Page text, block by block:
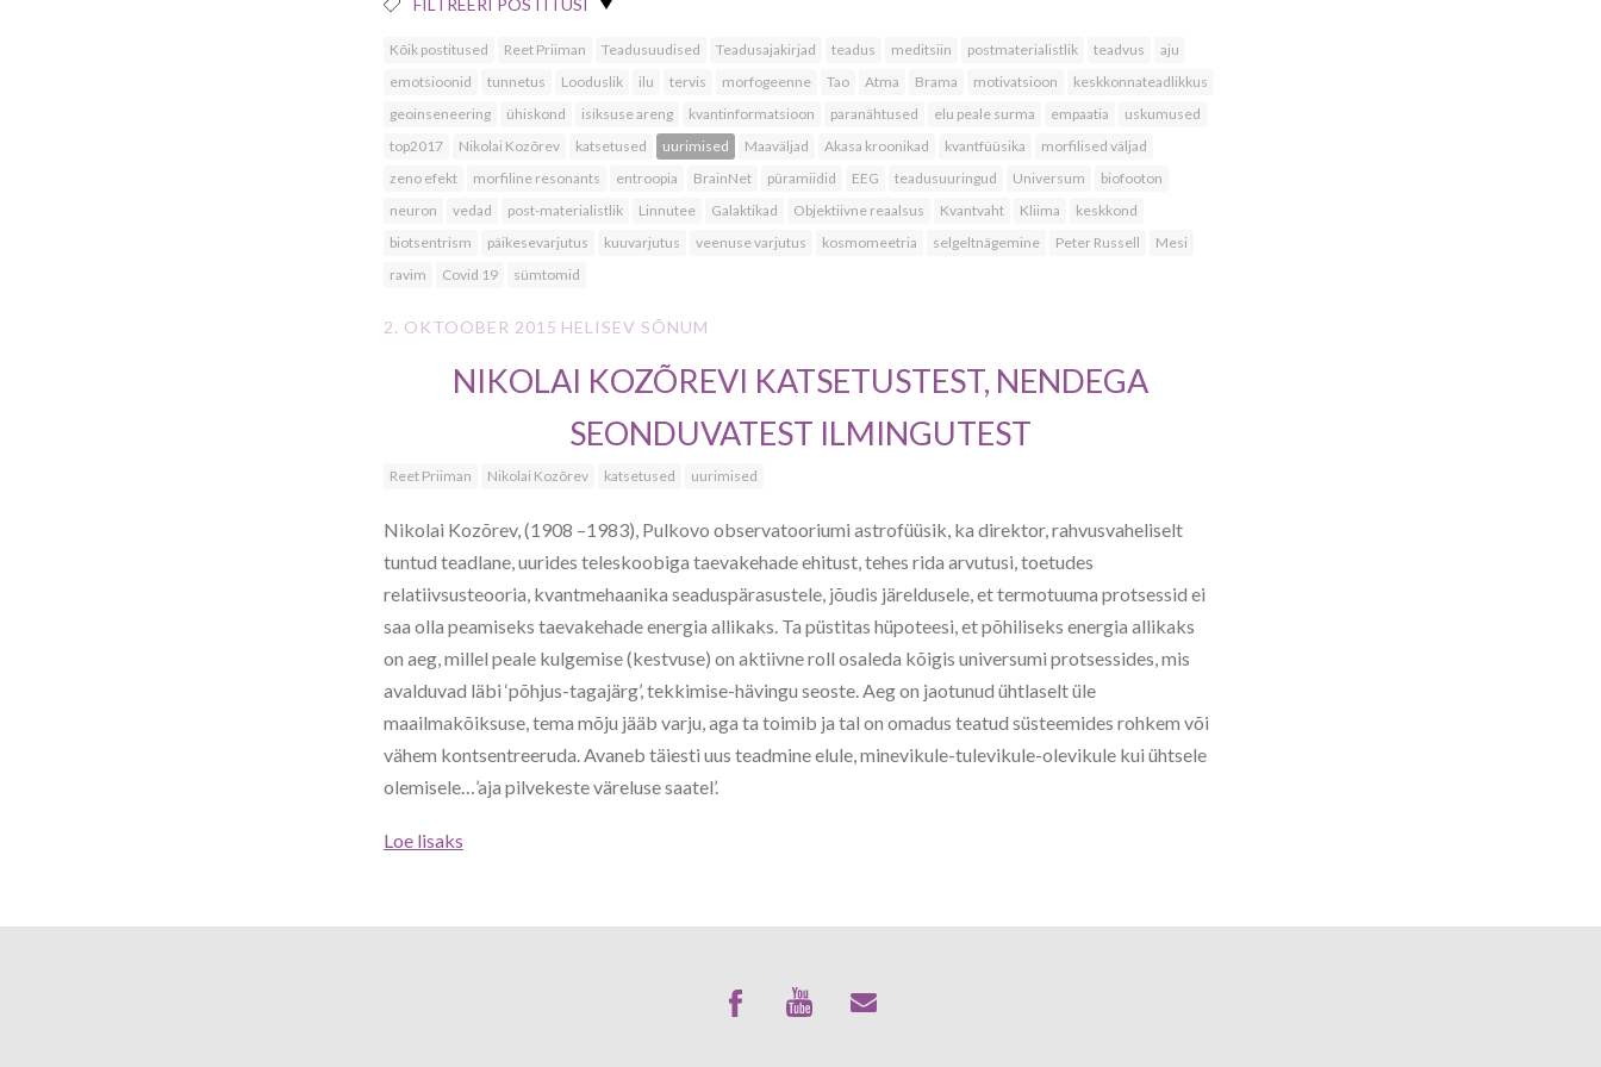
Kõik postitused Reet Priiman Teadusuudised Teadusajakirjad teadus meditsiin postmaterialistlik teadvus
aju
emotsioonid
tunnetus Looduslik ilu tervis morfogeenne Tao Atma Brama motivatsioon
keskkonnateadlikkus
geoinseneering
ühiskond isiksuse areng kvantinformatsioon paranähtused elu peale surma empaatia
uskumused
top2017
Nikolai Kozõrev katsetused uurimised Maaväljad Akasa kroonikad kvantfüüsika
morfilised väljad
zeno efekt
morfiline resonants entroopia BrainNet püramiidid EEG teadusuuringud Universum
biofooton
neuron
vedad post-materialistlik Linnutee Galaktikad Objektiivne reaalsus Kvantvaht Kliima
keskkond
biotsentrism
päikesevarjutus kuuvarjutus veenuse varjutus kosmomeetria selgeltnägemine Peter Russell
Mesi
ravim
Covid 19 sümtomid
2. OKTOOBER 2015 HELISEV SÕNUM
NIKOLAI KOZÕREVI KATSETUSTEST, NENDEGA
SEONDUVATEST ILMINGUTEST
Reet Priiman Nikolai Kozõrev katsetused uurimised
Nikolai Kozõrev, (1908 –1983), Pulkovo observatooriumi astrofüüsik, ka direktor, rahvusvaheliselt
tuntud teadlane, uurides teleskoobiga taevakehade ehitust, tehes rida arvutusi, toetudes
relatiivsusteooria, kvantmehaanika seaduspärasustele, jõudis järeldusele, et termotuuma protsessid ei
saa olla peamiseks taevakehade energia allikaks. Ta püstitas hüpoteesi, et põhiliseks energia allikaks
on aeg, millel peale kulgemise (kestvuse) on aktiivne roll osaleda kõigis universumi protsessides, mis
avalduvad läbi ‘põhjus-tagajärg’, tekkimise-hävingu seoste. Aeg on jaotunud ühtlaselt üle
maailmakõiksuse, tema mõju jääb varju, aga ta toimib ja tal on omadus teatud süsteemides rohkem või
vähem kontsentreeruda. Avaneb täiesti uus teadmine elule, minevikule-tulevikule-olevikule kui ühtsele
olemisele…’aja pilvekeste väreluse saatel’.
Loe lisaks